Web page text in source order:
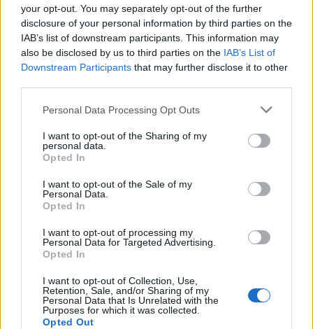
your opt-out. You may separately opt-out of the further
disclosure of your personal information by third parties on the
IAB’s list of downstream participants. This information may
also be disclosed by us to third parties on the IAB’s List of
Downstream Participants that may further disclose it to other
Personal Data Processing Opt Outs
I want to opt-out of the Sharing of my
personal data.
Opted In
I want to opt-out of the Sale of my
Personal Data.
Opted In
I want to opt-out of processing my
Personal Data for Targeted Advertising.
Opted In
I want to opt-out of Collection, Use,
Retention, Sale, and/or Sharing of my
Personal Data that Is Unrelated with the
Purposes for which it was collected.
Opted Out
O Herge ζωγραφίζει τον Τεν Τεν